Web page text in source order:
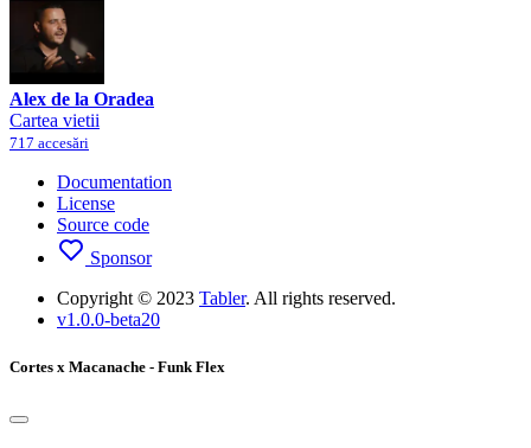
Alex de la Oradea
Cartea vietii
717 accesări
Documentation
License
Source code
Sponsor
Copyright © 2023 Tabler. All rights reserved.
v1.0.0-beta20
Cortes x Macanache - Funk Flex